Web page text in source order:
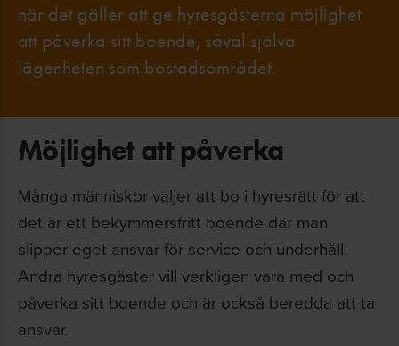
när det gäller att ge hyresgästerna möjlighet
att påverka sitt boende, såväl själva
lägenheten som bostadsområdet.
Möjlighet att påverka
Många människor väljer att bo i hyresrätt för att
det är ett bekymmersfritt boende där man
slipper eget ansvar för service och underhåll.
Andra hyresgäster vill verkligen vara med och
påverka sitt boende och är också beredda att ta
ansvar.